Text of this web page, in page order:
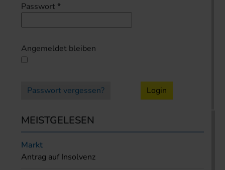
Passwort *
Angemeldet bleiben
Passwort vergessen? Login
MEISTGELESEN
Markt
Antrag auf Insolvenz